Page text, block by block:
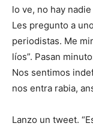
lo ve, no hay
Les pregunto a
periodistas. Me
líos”. Pasan
Nos sentimos
nos entra rabia,
Lanzo un tweet.